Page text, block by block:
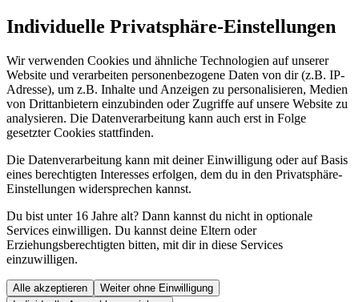
Individuelle Privatsphäre-Einstellungen
Wir verwenden Cookies und ähnliche Technologien auf unserer
Website und verarbeiten personenbezogene Daten von dir (z.B. IP-
Adresse), um z.B. Inhalte und Anzeigen zu personalisieren, Medien
von Drittanbietern einzubinden oder Zugriffe auf unsere Website zu
analysieren. Die Datenverarbeitung kann auch erst in Folge
gesetzter Cookies stattfinden.
Die Datenverarbeitung kann mit deiner Einwilligung oder auf Basis
eines berechtigten Interesses erfolgen, dem du in den Privatsphäre-
Einstellungen widersprechen kannst.
Du bist unter 16 Jahre alt? Dann kannst du nicht in optionale
Services einwilligen. Du kannst deine Eltern oder
Erziehungsberechtigten bitten, mit dir in diese Services
einzuwilligen.
Alle akzeptieren
Weiter ohne Einwilligung